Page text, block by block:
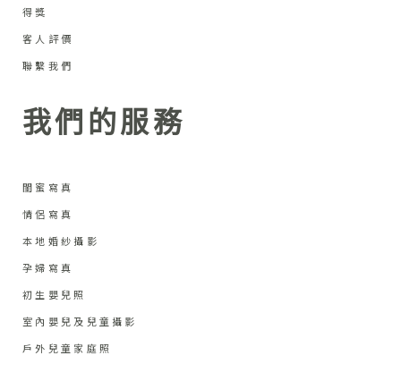
得獎
客人評價
聯繫我們
我們的服務
閨蜜寫真
情侶寫真
本地婚紗攝影
孕婦寫真
初生嬰兒照
室內嬰兒及兒童攝影
戶外兒童家庭照